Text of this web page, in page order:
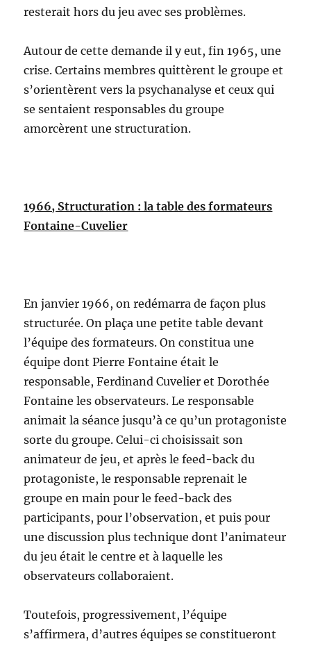
resterait hors du jeu avec ses problèmes.
Autour de cette demande il y eut, fin 1965, une
crise. Certains membres quittèrent le groupe et
s’orientèrent vers la psychanalyse et ceux qui
se sentaient responsables du groupe
amorcèrent une structuration.
1966, Structuration : la table des formateurs
Fontaine-Cuvelier
En janvier 1966, on redémarra de façon plus
structurée. On plaça une petite table devant
l’équipe des formateurs. On constitua une
équipe dont Pierre Fontaine était le
responsable, Ferdinand Cuvelier et Dorothée
Fontaine les observateurs. Le responsable
animait la séance jusqu’à ce qu’un protagoniste
sorte du groupe. Celui-ci choisissait son
animateur de jeu, et après le feed-back du
protagoniste, le responsable reprenait le
groupe en main pour le feed-back des
participants, pour l’observation, et puis pour
une discussion plus technique dont l’animateur
du jeu était le centre et à laquelle les
observateurs collaboraient.
Toutefois, progressivement, l’équipe
s’affirmera, d’autres équipes se constitueront